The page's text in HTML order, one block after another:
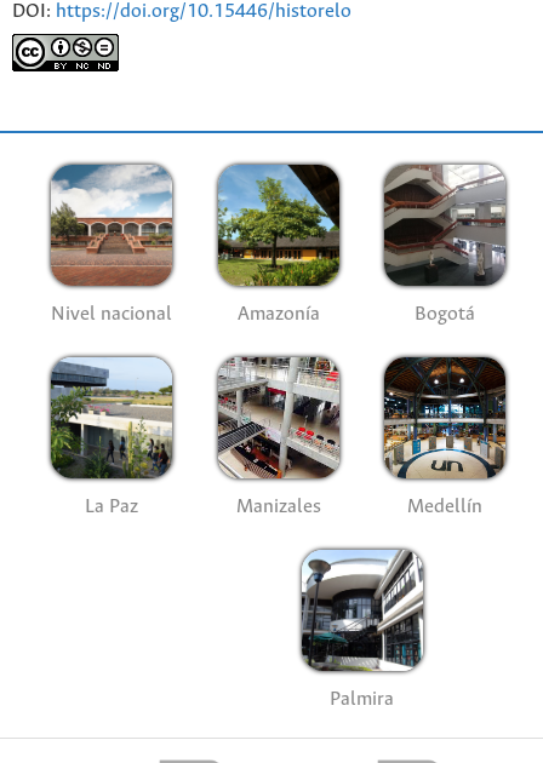
DOI: https://doi.org/10.15446/historelo
Nivel nacional Amazonía Bogotá
La Paz Manizales Medellín
Palmira